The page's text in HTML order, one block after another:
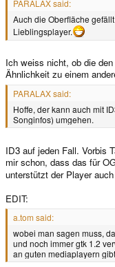
PARALAX said:
Auch die Oberfläche
Lieblingsplayer.
Ich weiss nicht, ob die
Ähnlichkeit zu einem
PARALAX said:
Hoffe, der kann auch mit
Songinfos) umgehen.
ID3 auf jeden Fall. Vorbis
mir schon, dass das für
unterstützt der Player auch
EDIT:
a.tom said:
wobei man sagen muss,
und noch immer gtk 1.2
an guten mediaplayern